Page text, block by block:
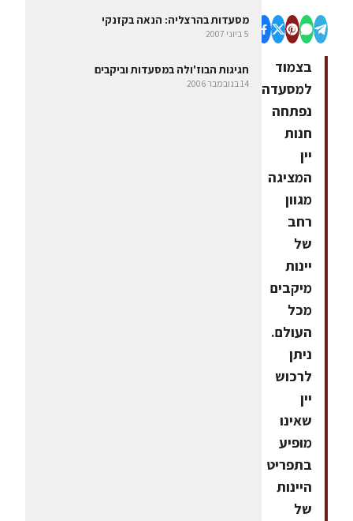
בצמוד
למסעדה
נפתחה
חנות
יין
המציגה
מגוון
רחב
של
יינות
מיקבים
מכל
העולם.
ניתן
לרכוש
יין
שאינו
מופיע
בתפריט
היינות
של
מסעדות בהרצליה: הנאה בקזנקי
5 ביוני 2007
חגיגות הבוז'ולה במסעדות וביקבים
14 בנובמבר 2006